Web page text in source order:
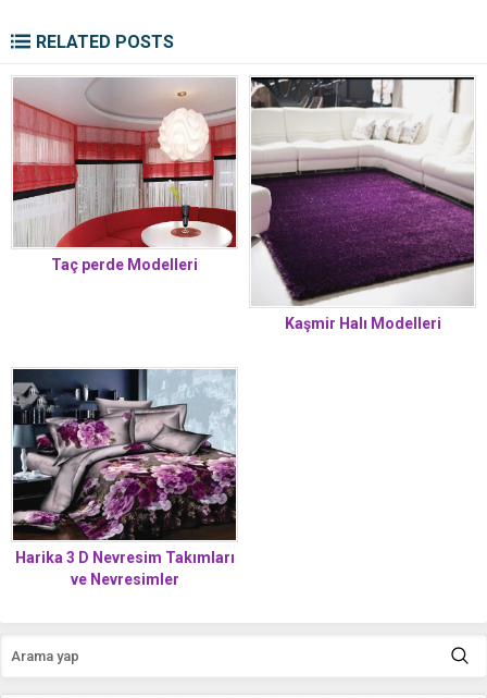
RELATED POSTS
Taç perde Modelleri
Kaşmir Halı Modelleri
Harika 3 D Nevresim Takımları
ve Nevresimler